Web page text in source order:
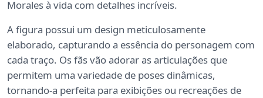
Morales à vida com detalhes incríveis.
A figura possui um design meticulosamente
elaborado, capturando a essência do personagem com
cada traço. Os fãs vão adorar as articulações que
permitem uma variedade de poses dinâmicas,
tornando-a perfeita para exibições ou recreações de